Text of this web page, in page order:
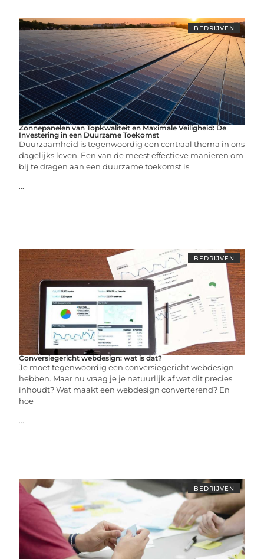
BEDRIJVEN
Zonnepanelen van Topkwaliteit en Maximale Veiligheid: De
Investering in een Duurzame Toekomst
Duurzaamheid is tegenwoordig een centraal thema in ons
dagelijks leven. Een van de meest effectieve manieren om
bij te dragen aan een duurzame toekomst is
...
BEDRIJVEN
Conversiegericht webdesign: wat is dat?
Je moet tegenwoordig een conversiegericht webdesign
hebben. Maar nu vraag je je natuurlijk af wat dit precies
inhoudt? Wat maakt een webdesign converterend? En
hoe
...
BEDRIJVEN